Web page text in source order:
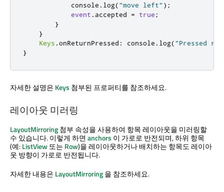
console . log("move left" );
event . accepted = true ;
}
}
Keys .onReturnPressed : console . log("Pressed
}
자세한 설명은 Keys 첨부된 프로퍼티를 참조하세요.
레이아웃 미러링
LayoutMirroring첨부 속성을 사용하여 항목 레이아웃을 미러링할
수 있습니다. 이렇게 하면 anchors 이 가로로 반전되며, 하위 항목
(예:ListView또는 Row)을 레이아웃하거나 배치하는 항목도 레이아
웃 방향이 가로로 반전됩니다.
자세한 내용은 LayoutMirroring을 참조하세요.